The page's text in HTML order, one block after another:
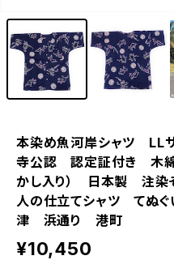
本染め魚河岸シャツ LL
寺公認 認定証付き 木
かし入り） 日本製 注
人の仕立てシャツ てぬ
津 浜通り 港町
¥10,450